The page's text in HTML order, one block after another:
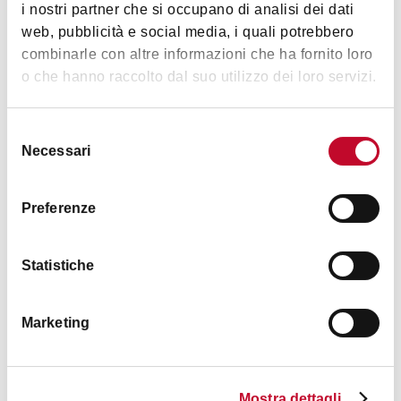
i nostri partner che si occupano di analisi dei dati
web, pubblicità e social media, i quali potrebbero
combinarle con altre informazioni che ha fornito loro
o che hanno raccolto dal suo utilizzo dei loro servizi.
delNecessari
Preferenze
Statistiche
Marketing
Dettagli
No
Orari